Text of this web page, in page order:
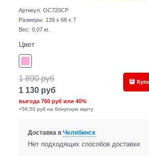
Артикул: OC720CP
Размеры: 139 x 68 x 7
Вес: 0,07 кг.
Цвет
1 890 руб
1 130 руб
выгода760 руб или40%
+56,50 руб на бонусную карту
Доставка в Челябинск
Нет подходящих способов доставки